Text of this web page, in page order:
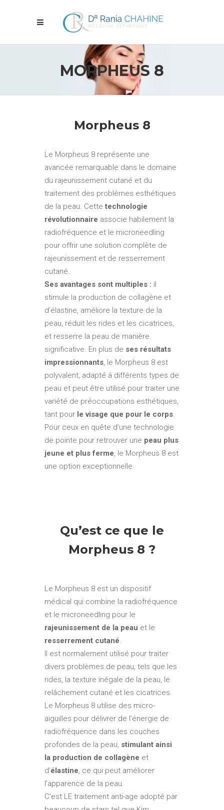
MORPHEUS 8
Morpheus 8
Le Morpheus 8 représente une
avancée remarquable dans le domaine
du rajeunissement cutané et du
traitement des problèmes esthétiques
de la peau. Cette technologie
révolutionnaire associe habilement la
radiofréquence et le microneedling
pour offrir une solution complète de
rajeunissement et de resserrement
cutané.
Ses avantages sont multiples : il
stimule la production de collagène et
d’élastine, améliore la texture de la
peau, réduit les rides et les cicatrices,
et resserre la peau de manière
significative. En plus de ses résultats
impressionnants, le Morpheus 8 est
polyvalent, adapté à différents types de
peau et peut être utilisé pour traiter une
variété de préoccupations esthétiques,
tant pour le visage que pour le corps.
Pour ceux en quête d’une technologie
de pointe pour retrouver une peau plus
jeune et plus ferme, le Morpheus 8 est
une option exceptionnelle.
Qu’est ce que le
Morpheus 8 ?
Le Morpheus 8 est un dispositif
médical qui combine la radiofréquence
et le microneedling pour le
rajeunissement de la peau et le
resserrement cutané.
Il est normalement utilisé pour traiter
divers problèmes de peau, tels que les
rides, la texture inégale de la peau, le
relâchement cutané et les cicatrices.
Le Morpheus 8 utilise des micro-
aiguilles pour délivrer de l’énergie de
radiofréquence dans les couches
profondes de la peau, stimulant ainsi
la production de collagène et
d’élastine, ce qui peut améliorer
l’apparence de la peau.
C’est LE traitement anti-age adopté par